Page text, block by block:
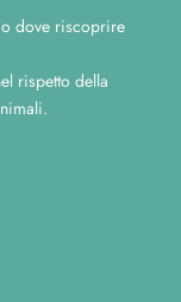
dove riscoprire
rispetto della